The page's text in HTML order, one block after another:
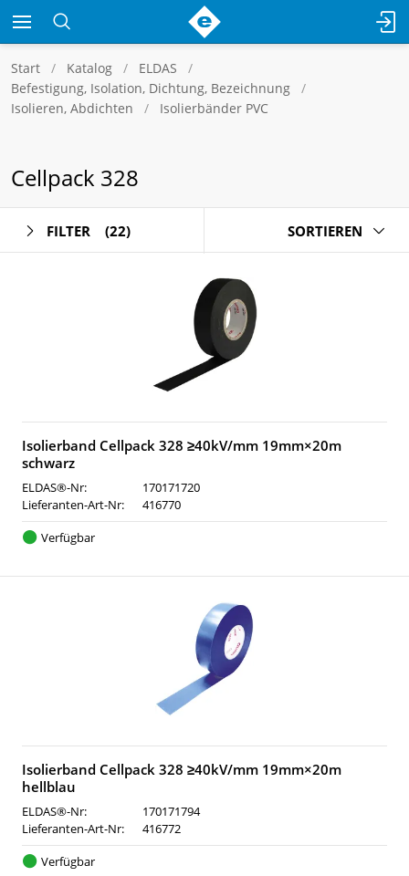
Start Katalog
ELDAS
Befestigung, Isolation, Dichtung, Bezeichnung
Isolieren, Abdichten
Isolierbänder PVC
Cellpack 328
FILTER (22) SORTIEREN
Isolierband Cellpack 328 ≥40kV/mm 19mm×20m
schwarz
ELDAS®-Nr:
170171720
Lieferanten-Art-Nr:
416770
Verfügbar
Isolierband Cellpack 328 ≥40kV/mm 19mm×20m
hellblau
ELDAS®-Nr:
170171794
Lieferanten-Art-Nr:
416772
Verfügbar